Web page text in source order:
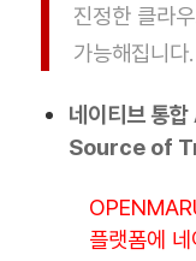
진정한 클라
가능해집니다.
네이티브 통
Source of
플랫폼에